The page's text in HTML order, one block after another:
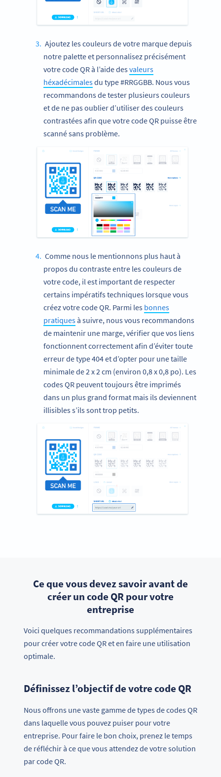
Ajoutez les couleurs de votre marque depuis
notre palette et personnalisez précisément
votre code QR à l’aide desvaleurs
héxadécimalesdu type #RRGGBB. Nous vous
recommandons de tester plusieurs couleurs
et de ne pas oublier d’utiliser des couleurs
contrastées afin que votre code QR puisse être
scanné sans problème.
Comme nous le mentionnons plus haut à
propos du contraste entre les couleurs de
votre code, il est important de respecter
certains impératifs techniques lorsque vous
créez votre code QR. Parmi les bonnes
pratiquesà suivre, nous vous recommandons
de maintenir une marge, vérifier que vos liens
fonctionnent correctement afin d’éviter toute
erreur de type 404 et d’opter pour une taille
minimale de 2 x 2 cm (environ 0,8 x 0,8 po). Les
codes QR peuvent toujours être imprimés
dans un plus grand format mais ils deviennent
illisibles s’ils sont trop petits.
Ce que vous devez savoir avant de
créer un code QR pour votre
entreprise
Voici quelques recommandations supplémentaires
pour créer votre code QR et en faire une utilisation
optimale.
Définissez l’objectif de votre code QR
Nous offrons une vaste gamme de types de codes QR
dans laquelle vous pouvez puiser pour votre
entreprise. Pour faire le bon choix, prenez le temps
de réfléchir à ce que vous attendez de votre solution
par code QR.